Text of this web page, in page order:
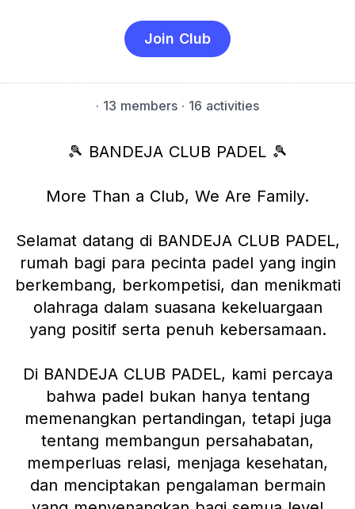
Join Club
· 13 members · 16 activities
🎾 BANDEJA CLUB PADEL 🎾
More Than a Club, We Are Family.
Selamat datang di BANDEJA CLUB PADEL,
rumah bagi para pecinta padel yang ingin
berkembang, berkompetisi, dan menikmati
olahraga dalam suasana kekeluargaan
yang positif serta penuh kebersamaan.
Di BANDEJA CLUB PADEL, kami percaya
bahwa padel bukan hanya tentang
memenangkan pertandingan, tetapi juga
tentang membangun persahabatan,
memperluas relasi, menjaga kesehatan,
dan menciptakan pengalaman bermain